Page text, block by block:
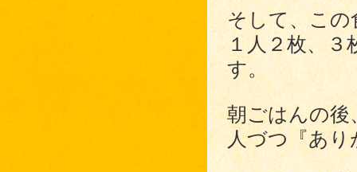
そして、この
１人２枚、３
す。
朝ごはんの後
人づつ『あり